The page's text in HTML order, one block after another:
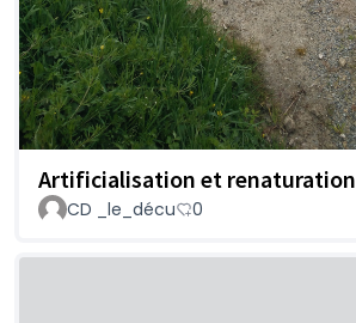
Artificialisation et renaturation
CD _le_décu
0